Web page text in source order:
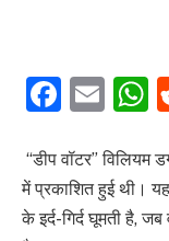
“डीप वॉटर”
में प्रकाशित हुई थी।
के इर्द-गिर्द घूमती है,